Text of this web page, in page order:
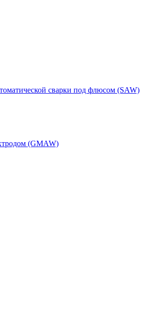
сварки под флюсом (SAW)
(GMAW)